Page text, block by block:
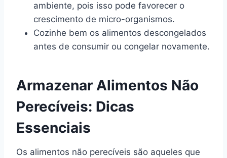
ambiente, pois isso pode favorecer o
crescimento de micro-organismos.
Cozinhe bem os alimentos descongelados
antes de consumir ou congelar novamente.
Armazenar Alimentos Não
Perecíveis: Dicas
Essenciais
Os alimentos não perecíveis são aqueles que